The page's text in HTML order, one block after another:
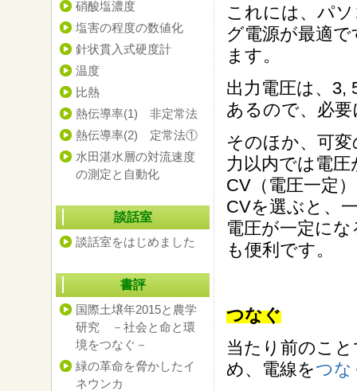
これには、パ
グ電源が最適
ます。
出力電圧は、3,
あるので、必
そのほか、可
力以内では電
CV（電圧一定
CVを選ぶと、
電圧が一定に
も便利です。
つなぐ
当たり前のこ
め、電線をつな
硝酸塩濃度
塩害の程度の数値化
針状貫入式硬度計
温度
比熱
熱伝導率(1) 非定常法
熱伝導率(2) 定常法①
水田湛水層の対流速度
の測定と自動化
談話室
談話室をはじめました
書評
国際土壌年2015と農学
研究 －社会と命と環
境をつなぐ－
緑の革命を脅かしたイ
ネウンカ